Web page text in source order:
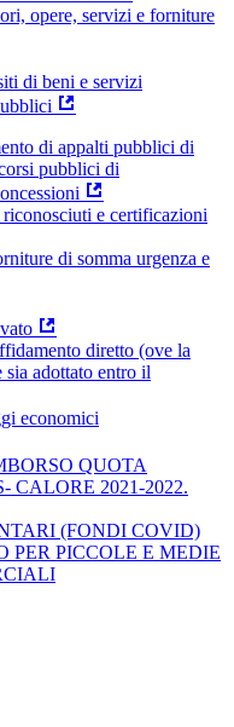
opere, servizi e forniture
di beni e servizi
di appalti pubblici di
pubblici di
e certificazioni
di somma urgenza e
diretto (ove la
sia adottato entro il
economici
QUOTA
CALORE 2021-2022.
(FONDI COVID)
PER PICCOLE E MEDIE